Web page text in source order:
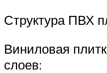
Структура ПВХ
Виниловая
слоев: